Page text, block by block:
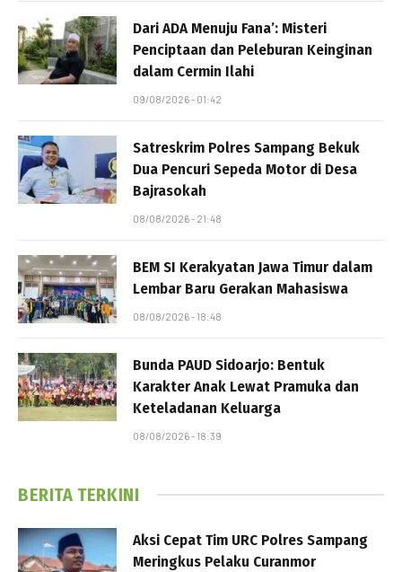
Dari ADA Menuju Fana’: Misteri
Penciptaan dan Peleburan Keinginan
dalam Cermin Ilahi
09/08/2026 - 01:42
Satreskrim Polres Sampang Bekuk
Dua Pencuri Sepeda Motor di Desa
Bajrasokah
08/08/2026 - 21:48
BEM SI Kerakyatan Jawa Timur dalam
Lembar Baru Gerakan Mahasiswa
08/08/2026 - 18:48
Bunda PAUD Sidoarjo: Bentuk
Karakter Anak Lewat Pramuka dan
Keteladanan Keluarga
08/08/2026 - 18:39
BERITA TERKINI
Aksi Cepat Tim URC Polres Sampang
Meringkus Pelaku Curanmor